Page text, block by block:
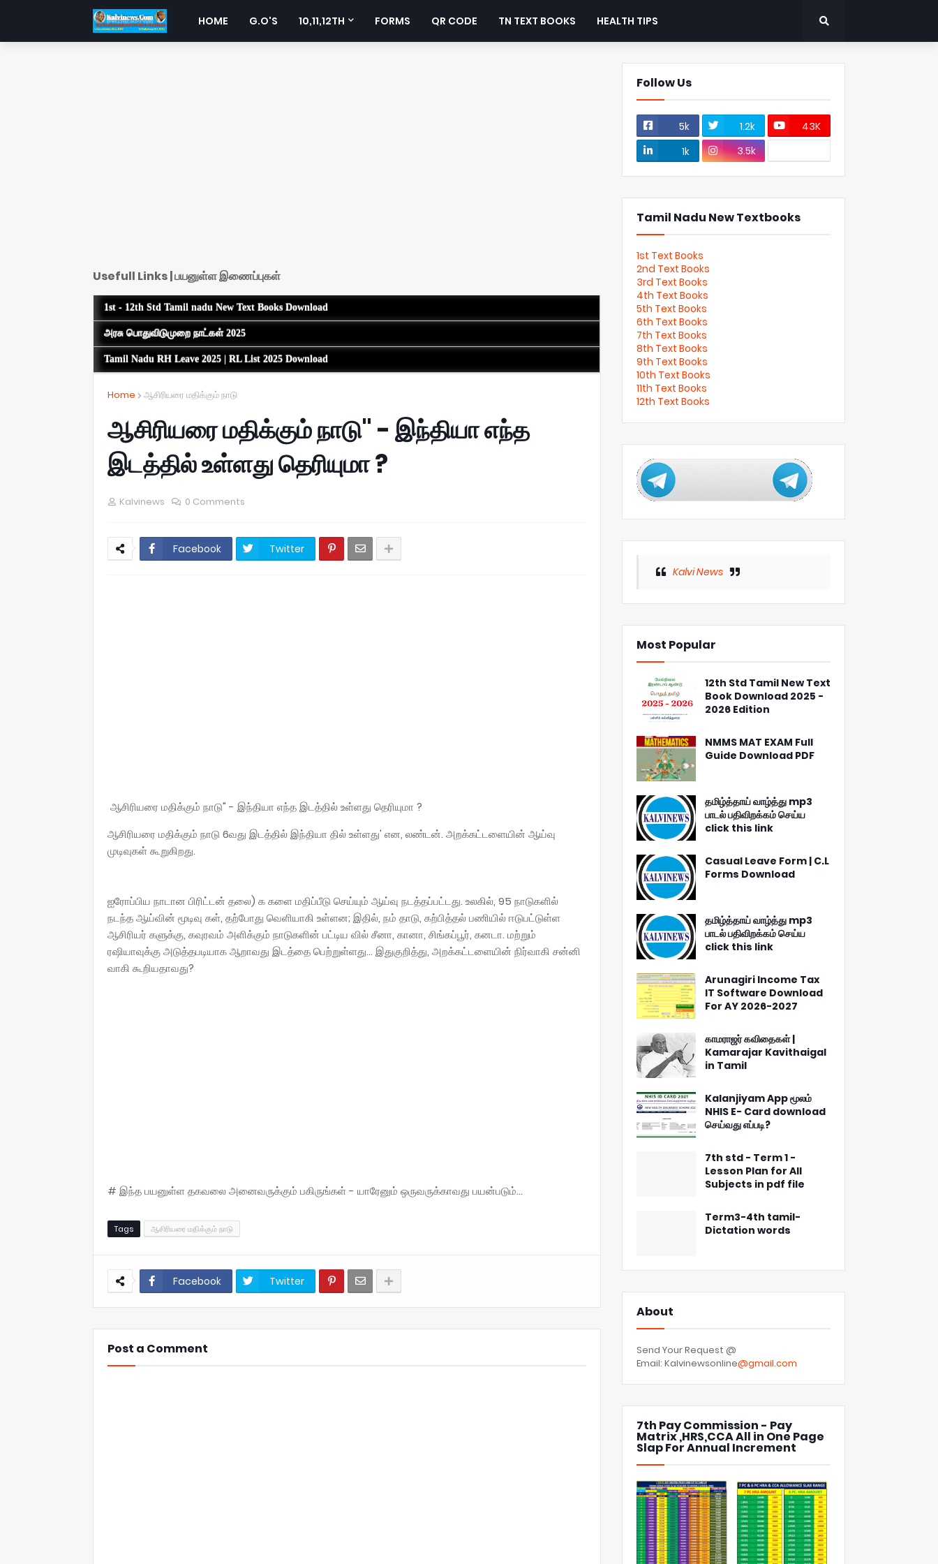
HOME G.O'S 10,11,12TH FORMS QR CODE TN TEXT BOOKS HEALTH TIPS
Usefull Links | பயனுள்ள இணைப்புகள்
1st - 12th Std Tamil nadu New Text Books Download
அரசு பொதுவிடுமுறை நாட்கள் 2025
Tamil Nadu RH Leave 2025 | RL List 2025 Download
Home ஆசிரியரை மதிக்கும் நாடு
ஆசிரியரை மதிக்கும் நாடு" - இந்தியா எந்த
இடத்தில் உள்ளது தெரியுமா ?
Kalvinews 0 Comments
Facebook Twitter
ஆசிரியரை மதிக்கும் நாடு" - இந்தியா எந்த இடத்தில் உள்ளது தெரியுமா ?
ஆசிரியரை மதிக்கும்‌ நாடு 6வது இடத்தில்‌ இந்தியா தில்‌ உள்ளது' என, லண்டன்‌. அறக்கட்டளையின்‌ ஆய்வு
முடிவுகள்‌ கூறுகிறது.
ஐரோப்பிய நாடான பிரிட்டன்‌ தலை) க களை மதிப்பீடு செய்யும்‌ ஆய்வு நடத்தப்பட்டது. உலகில்‌, 95 நாடுகளில்‌
நடந்த ஆய்வின்‌ மூடிவு கள்‌, தற்போது வெளியாகி உள்ளன; இதில்‌, நம்‌ தாடு, கற்பித்தல்‌ பணியில்‌ ஈடுபட்டுள்ள
ஆசிரியர்‌ களுக்கு, கவுரவம்‌ அளிக்கும்‌ நாடுகளின்‌ பட்டிய வில்‌ சீனா, கானா, சிங்கப்பூர்‌, கனடா. மற்றும்‌
ரஷியாவுக்கு அடுத்தபடியாக ஆறாவது இடத்தை பெற்றுள்ளது... இதுகுறித்து, அறக்கட்டளையின்‌ நிர்வாகி சன்னி
வாகி கூறியதாவது?
# இந்த பயனுள்ள தகவலை அனைவருக்கும் பகிருங்கள் - யாரேனும் ஒருவருக்காவது பயன்படும்...
Tags ஆசிரியரை மதிக்கும் நாடு
Facebook Twitter
Post a Comment
Follow Us
5k 1.2k
43K
1k
3.5k
Tamil Nadu New Textbooks
1st Text Books
2nd Text Books
3rd Text Books
4th Text Books
5th Text Books
6th Text Books
7th Text Books
8th Text Books
9th Text Books
10th Text Books
11th Text Books
12th Text Books
Kalvi News
Most Popular
12th Std Tamil New Text
Book Download 2025 -
2026 Edition
NMMS MAT EXAM Full
Guide Download PDF
தமிழ்த்தாய் வாழ்த்து mp3
பாடல் பதிவிறக்கம் செய்ய
click this link
Casual Leave Form | C.L
Forms Download
தமிழ்த்தாய் வாழ்த்து mp3
பாடல் பதிவிறக்கம் செய்ய
click this link
Arunagiri Income Tax
IT Software Download
For AY 2026-2027
காமராஜர் கவிதைகள் |
Kamarajar Kavithaigal
in Tamil
Kalanjiyam App மூலம்
NHIS E- Card download
செய்வது எப்படி?
7th std - Term 1 -
Lesson Plan for All
Subjects in pdf file
Term3-4th tamil-
Dictation words
About
Send Your Request @
Email: Kalvinewsonline@gmail.com
7th Pay Commission - Pay
Matrix ,HRS,CCA All in One Page
Slap For Annual Increment